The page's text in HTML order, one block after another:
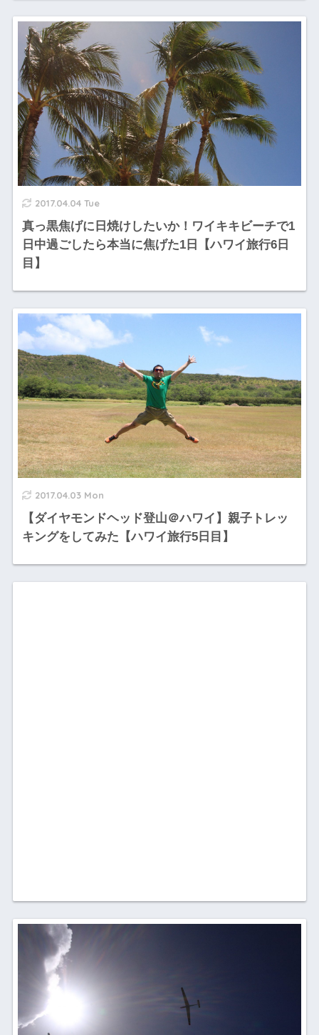
2017.04.04 Tue
真っ黒焦げに日焼けしたいか！ワイキキビーチで1
日中過ごしたら本当に焦げた1日【ハワイ旅行6日
目】
2017.04.03 Mon
【ダイヤモンドヘッド登山＠ハワイ】親子トレッ
キングをしてみた【ハワイ旅行5日目】